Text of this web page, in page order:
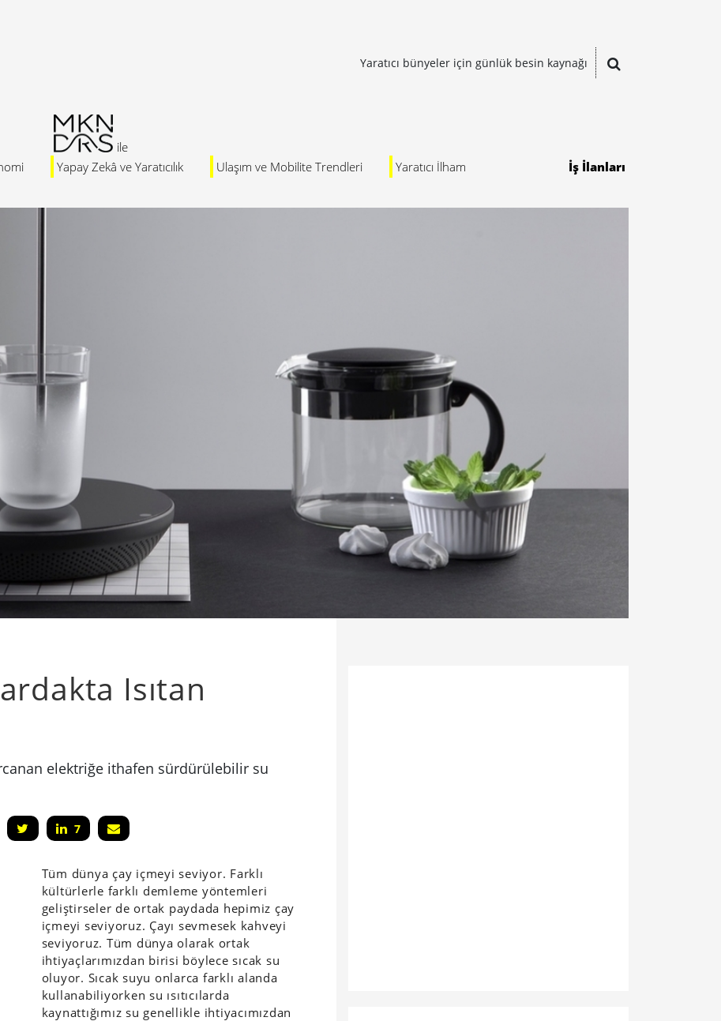
Yaratıcı bünyeler için günlük besin kaynağı
Yapay Zekâ ve Yaratıcılık Ulaşım ve Mobilite Trendleri Yaratıcı İlham İş İlanları
Isıtan
elektriğe ithafen sürdürülebilir su
7
Tüm dünya çay içmeyi seviyor. Farklı
kültürlerle farklı demleme yöntemleri
geliştirseler de ortak paydada hepimiz çay
içmeyi seviyoruz. Çayı sevmesek kahveyi
seviyoruz. Tüm dünya olarak ortak
ihtiyaçlarımızdan birisi böylece sıcak su
oluyor. Sıcak suyu onlarca farklı alanda
kullanabiliyorken su ısıtıcılarda
kaynattığımız su genellikle ihtiyacımızdan